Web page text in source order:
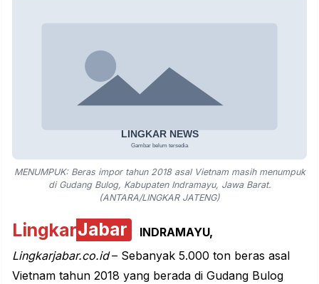
MENUMPUK: Beras impor tahun 2018 asal Vietnam masih menumpuk
di Gudang Bulog, Kabupaten Indramayu, Jawa Barat.
(ANTARA/LINGKAR JATENG)
LingkarJabar
INDRAMAYU,
Lingkarjabar.co.id – Sebanyak 5.000 ton beras asal
Vietnam tahun 2018 yang berada di Gudang Bulog